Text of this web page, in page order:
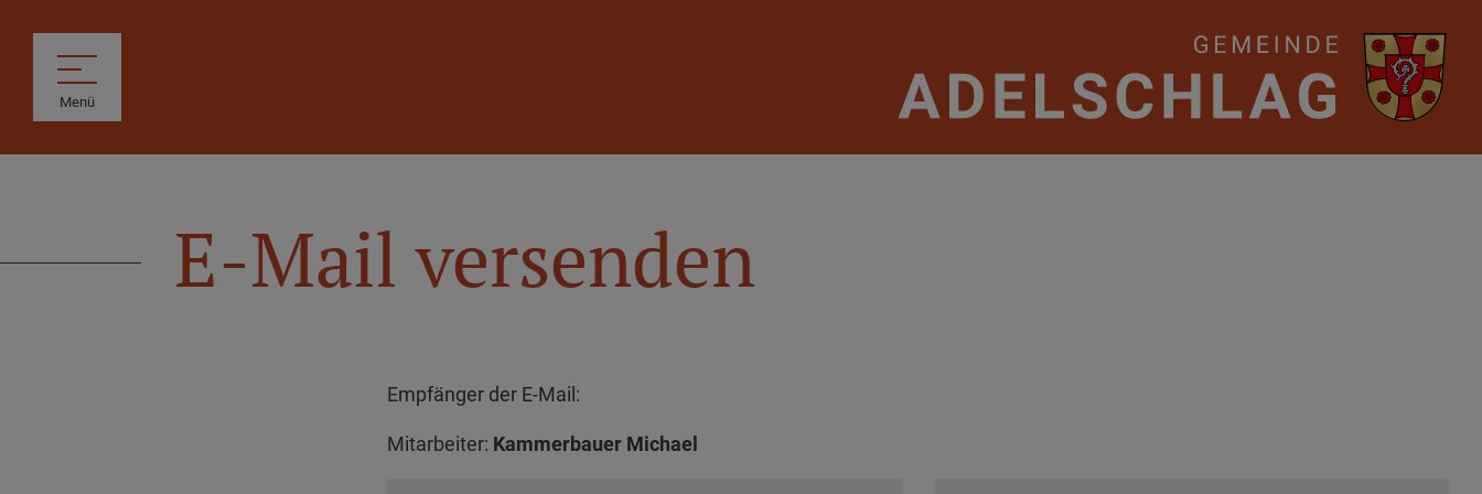
Menü
E-Mail versenden
Empfänger der E-Mail:
Mitarbeiter: Kammerbauer Michael